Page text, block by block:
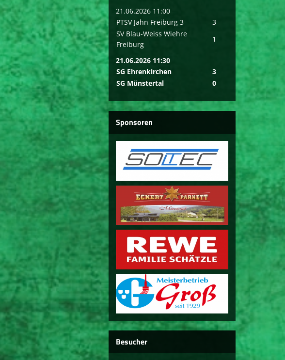
21.06.2026 11:00
PTSV Jahn Freiburg 3
3
SV Blau-Weiss Wiehre
Freiburg
1
21.06.2026 11:30
SG Ehrenkirchen
3
SG Münstertal
0
Sponsoren
Besucher